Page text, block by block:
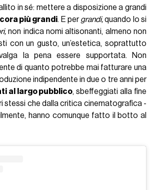
in sé: mettere a disposizione a grandi
più grandi. E pergrandi,quando lo si
non indica nomi altisonanti, almeno non
con un gusto, un’estetica, soprattutto
la pena essere supportata. Non
di quanto potrebbe mai fatturare una
indipendente in due o tre anni per
al largo pubblico, sbeffeggiati alla fine
stessi che dalla critica cinematografica -
hanno comunque fatto il botto al